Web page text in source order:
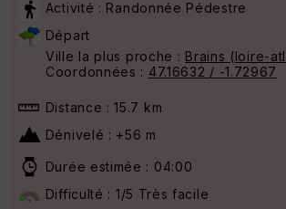
Activité : Randonnée Pédestre
Départ
Ville la plus proche : Brains (loire-
Coordonnées : 47.16632 / -1.72967
Distance : 15.7 km
Dénivelé : +56 m
Durée estimée : 04:00
Difficulté : 1/5 Très facile
4